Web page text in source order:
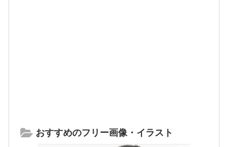
おすすめのフリー画像・イラスト